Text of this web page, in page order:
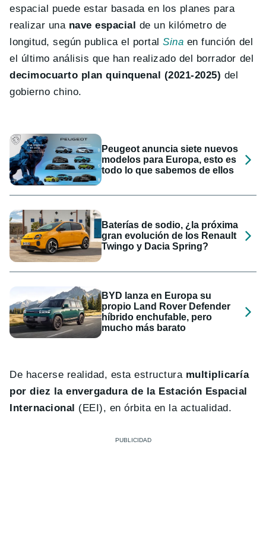
espacial puede estar basada en los planes para
realizar una nave espacial de un kilómetro de
longitud, según publica el portalSina en función del
el último análisis que han realizado del borrador del
decimocuarto plan quinquenal (2021-2025) del
gobierno chino.
Peugeot anuncia siete nuevos
modelos para Europa, esto es
todo lo que sabemos de ellos
Baterías de sodio, ¿la próxima
gran evolución de los Renault
Twingo y Dacia Spring?
BYD lanza en Europa su
propio Land Rover Defender
híbrido enchufable, pero
mucho más barato
De hacerse realidad, esta estructura multiplicaría
por diez la envergadura de la Estación Espacial
Internacional (EEI), en órbita en la actualidad.